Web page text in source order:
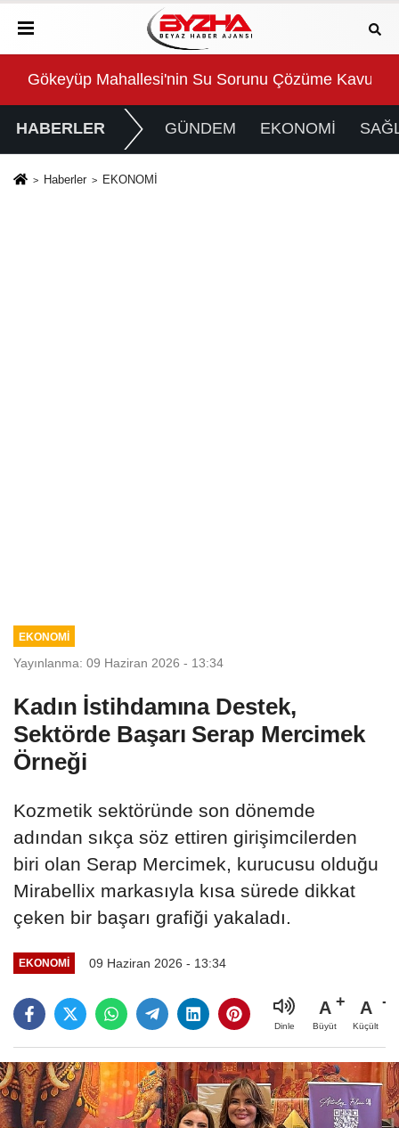
Gökeyüp Mahallesi'nin Su Sorunu Çözüme
HABERLER GÜNDEM EKONOMİ
Haberler EKONOMİ
EKONOMİ
Yayınlanma: 09 Haziran 2026 - 13:34
Kadın İstihdamına Destek,
Sektörde Başarı Serap Mercimek
Örneği
Kozmetik sektöründe son dönemde
adından sıkça söz ettiren girişimcilerden
biri olan Serap Mercimek, kurucusu olduğu
Mirabellix markasıyla kısa sürede dikkat
çeken bir başarı grafiği yakaladı.
EKONOMİ 09 Haziran 2026 - 13:34
Dinle
A
Büyüt
A
Küçült